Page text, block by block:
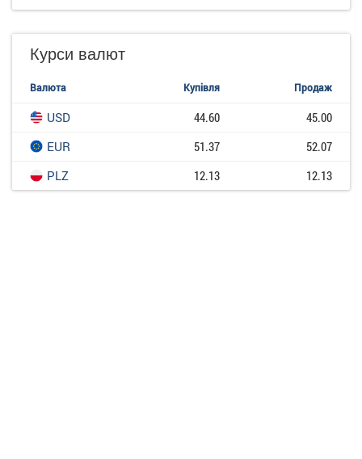
Курси валют
Валюта Купівля Продаж
USD 44.60
45.00
EUR
51.37
52.07
PLZ
12.13 12.13